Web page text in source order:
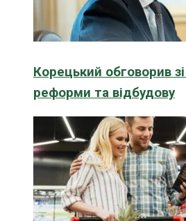
Корецький обговорив
реформи та відбудову